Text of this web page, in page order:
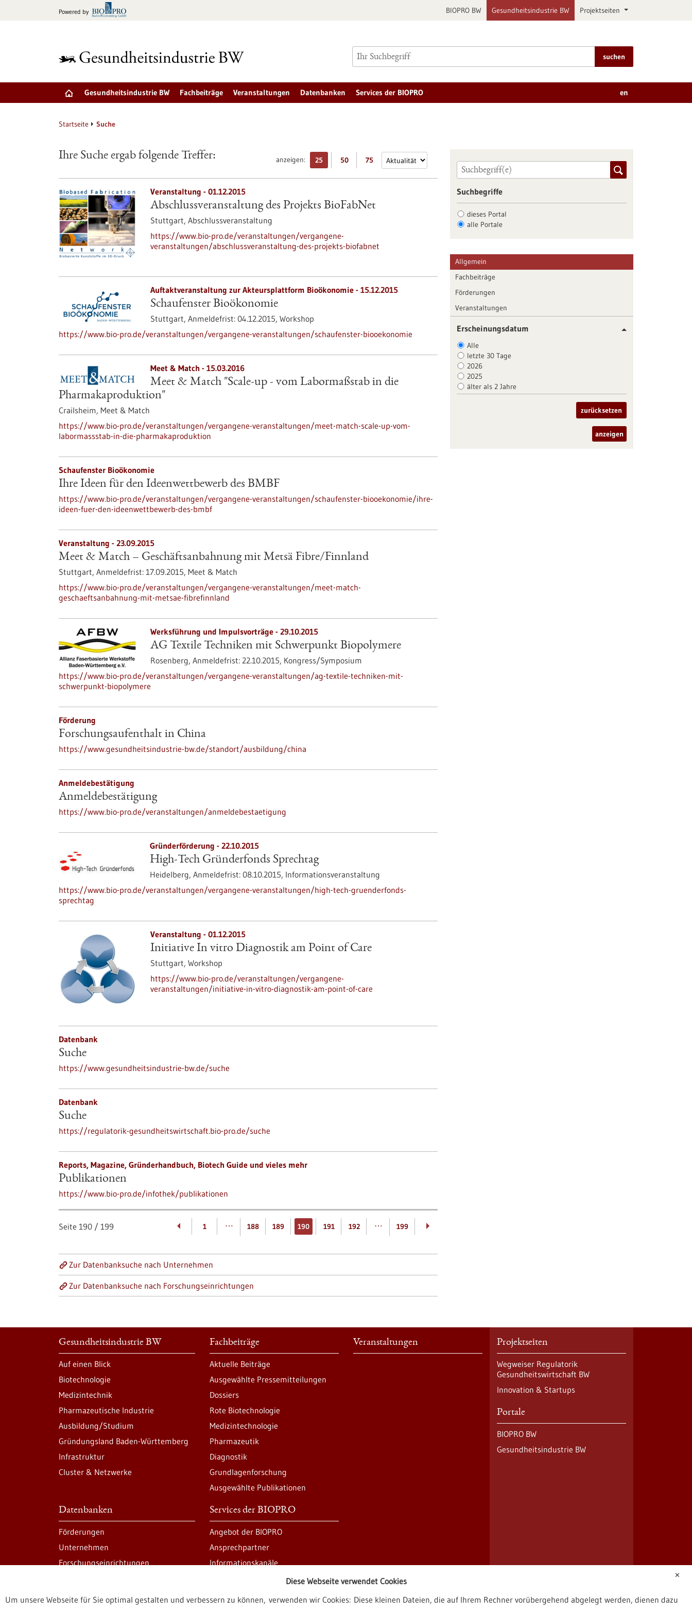
Powered by BIOPRO BW Gesundheitsindustrie BW Projektseiten
suchen
Gesundheitsindustrie BW Fachbeiträge Veranstaltungen Datenbanken Services der BIOPRO en
Startseite Suche
anzeigen: 25 50 75
Ihre Suche ergab folgende Treffer:
Veranstaltung - 01.12.2015
Abschlussveranstaltung des Projekts BioFabNet
Stuttgart, Abschlussveranstaltung
https://www.bio-pro.de/veranstaltungen/vergangene-
veranstaltungen/abschlussveranstaltung-des-projekts-biofabnet
Auftaktveranstaltung zur Akteursplattform Bioökonomie - 15.12.2015
Schaufenster Bioökonomie
Stuttgart, Anmeldefrist: 04.12.2015, Workshop
https://www.bio-pro.de/veranstaltungen/vergangene-veranstaltungen/schaufenster-biooekonomie
Meet & Match - 15.03.2016
Meet & Match "Scale-up - vom Labormaßstab in die
Pharmakaproduktion"
Crailsheim, Meet & Match
https://www.bio-pro.de/veranstaltungen/vergangene-veranstaltungen/meet-match-scale-up-vom-
labormassstab-in-die-pharmakaproduktion
Schaufenster Bioökonomie
Ihre Ideen für den Ideenwettbewerb des BMBF
https://www.bio-pro.de/veranstaltungen/vergangene-veranstaltungen/schaufenster-biooekonomie/ihre-
ideen-fuer-den-ideenwettbewerb-des-bmbf
Veranstaltung - 23.09.2015
Meet & Match – Geschäftsanbahnung mit Metsä Fibre/Finnland
Stuttgart, Anmeldefrist: 17.09.2015, Meet & Match
https://www.bio-pro.de/veranstaltungen/vergangene-veranstaltungen/meet-match-
geschaeftsanbahnung-mit-metsae-fibrefinnland
Werksführung und Impulsvorträge - 29.10.2015
AG Textile Techniken mit Schwerpunkt Biopolymere
Rosenberg, Anmeldefrist: 22.10.2015, Kongress/Symposium
https://www.bio-pro.de/veranstaltungen/vergangene-veranstaltungen/ag-textile-techniken-mit-
schwerpunkt-biopolymere
Förderung
Forschungsaufenthalt in China
https://www.gesundheitsindustrie-bw.de/standort/ausbildung/china
Anmeldebestätigung
Anmeldebestätigung
https://www.bio-pro.de/veranstaltungen/anmeldebestaetigung
Gründerförderung - 22.10.2015
High-Tech Gründerfonds Sprechtag
Heidelberg, Anmeldefrist: 08.10.2015, Informationsveranstaltung
https://www.bio-pro.de/veranstaltungen/vergangene-veranstaltungen/high-tech-gruenderfonds-
sprechtag
Veranstaltung - 01.12.2015
Initiative In vitro Diagnostik am Point of Care
Stuttgart, Workshop
https://www.bio-pro.de/veranstaltungen/vergangene-
veranstaltungen/initiative-in-vitro-diagnostik-am-point-of-care
Datenbank
Suche
https://www.gesundheitsindustrie-bw.de/suche
Datenbank
Suche
https://regulatorik-gesundheitswirtschaft.bio-pro.de/suche
Reports, Magazine, Gründerhandbuch, Biotech Guide und vieles mehr
Publikationen
https://www.bio-pro.de/infothek/publikationen
Seite 190 / 199 1 … 188 189 190 191 192 … 199
Zur Datenbanksuche nach Unternehmen
Zur Datenbanksuche nach Forschungseinrichtungen
Suchbegriffe
dieses Portal
alle Portale
Allgemein
Fachbeiträge
Förderungen
Veranstaltungen
Erscheinungsdatum
Alle
letzte 30 Tage
2026
2025
älter als 2 Jahre
zurücksetzen
anzeigen
Gesundheitsindustrie BW
Auf einen Blick
Biotechnologie
Medizintechnik
Pharmazeutische Industrie
Ausbildung/Studium
Gründungsland Baden-Württemberg
Infrastruktur
Cluster & Netzwerke
Fachbeiträge
Aktuelle Beiträge
Ausgewählte Pressemitteilungen
Dossiers
Rote Biotechnologie
Medizintechnologie
Pharmazeutik
Diagnostik
Grundlagenforschung
Ausgewählte Publikationen
Veranstaltungen
Datenbanken
Förderungen
Unternehmen
Forschungseinrichtungen
Services der BIOPRO
Angebot der BIOPRO
Ansprechpartner
Informationskanäle
Projektseiten
Wegweiser Regulatorik
Gesundheitswirtschaft BW
Innovation & Startups
Portale
BIOPRO BW
Gesundheitsindustrie BW
✕
Diese Webseite verwendet Cookies
Um unsere Webseite für Sie optimal gestalten und verbessern zu können, verwenden wir Cookies: Diese kleinen Dateien, die auf Ihrem Rechner vorübergehend abgelegt werden, dienen dazu